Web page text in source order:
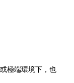
極端環境下，也